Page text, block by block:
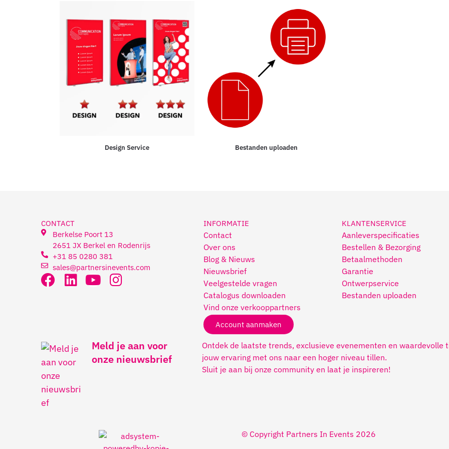
Design Service Bestanden uploaden
CONTACT
Berkelse Poort 13
2651 JX Berkel en Rodenrijs
+31 85 0280 381
sales@partnersinevents.com
INFORMATIE
Contact
Over ons
Blog & Nieuws
Nieuwsbrief
Veelgestelde vragen
Catalogus downloaden
Vind onze verkooppartners
Account aanmaken
KLANTENSERVICE
Aanleverspecificaties
Bestellen & Bezorging
Betaalmethoden
Garantie
Ontwerpservice
Bestanden uploaden
Meld je aan voor
onze nieuwsbrief
Ontdek de laatste trends, exclusieve evenementen en waardevolle
jouw ervaring met ons naar een hoger niveau tillen.
Sluit je aan bij onze community en laat je inspireren!
© Copyright Partners In Events 2026